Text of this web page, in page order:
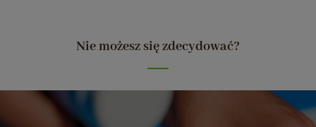
Nie możesz się zdecydować?